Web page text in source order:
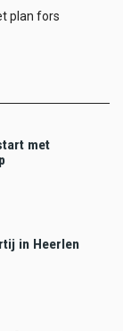
plan fors
met
in Heerlen